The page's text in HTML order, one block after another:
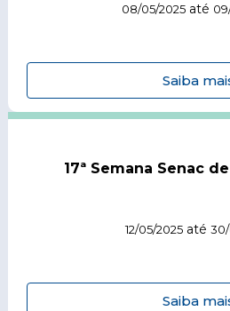
08/05/2025 até
Saiba
17ª Semana Senac
12/05/2025até
Saiba